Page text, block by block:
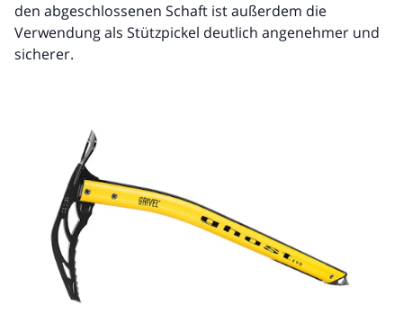
den abgeschlossenen Schaft ist außerdem die
Verwendung als Stützpickel deutlich angenehmer und
sicherer.